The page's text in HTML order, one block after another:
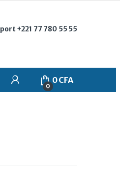
+221 77 780 55 55
My Account
0
0CFA